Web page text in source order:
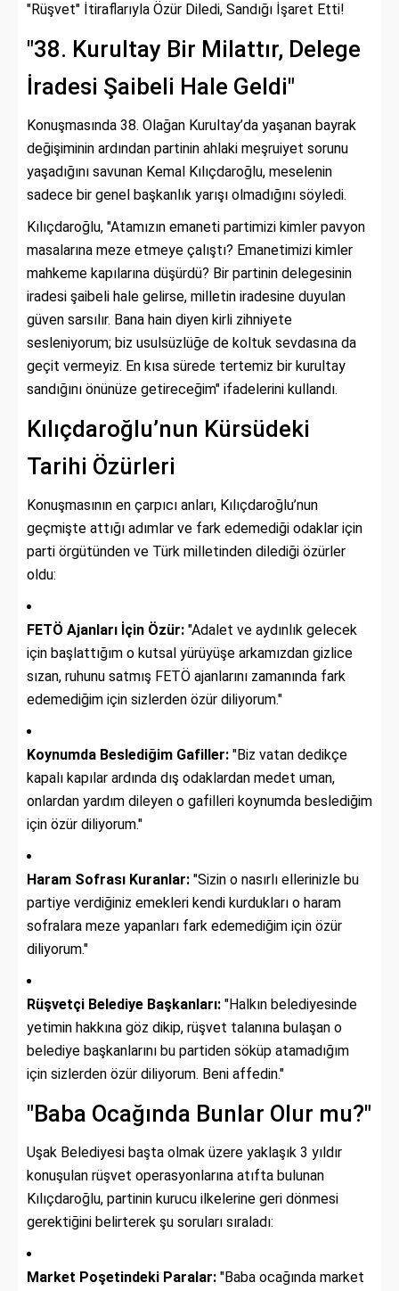
"Rüşvet" İtiraflarıyla Özür Diledi, Sandığı İşaret Etti!
"38. Kurultay Bir Milattır, Delege
İradesi Şaibeli Hale Geldi"
Konuşmasında 38. Olağan Kurultay’da yaşanan bayrak
değişiminin ardından partinin ahlaki meşruiyet sorunu
yaşadığını savunan Kemal Kılıçdaroğlu, meselenin
sadece bir genel başkanlık yarışı olmadığını söyledi.
Kılıçdaroğlu, "Atamızın emaneti partimizi kimler pavyon
masalarına meze etmeye çalıştı? Emanetimizi kimler
mahkeme kapılarına düşürdü? Bir partinin delegesinin
iradesi şaibeli hale gelirse, milletin iradesine duyulan
güven sarsılır. Bana hain diyen kirli zihniyete
sesleniyorum; biz usulsüzlüğe de koltuk sevdasına da
geçit vermeyiz. En kısa sürede tertemiz bir kurultay
sandığını önünüze getireceğim" ifadelerini kullandı.
Kılıçdaroğlu’nun Kürsüdeki
Tarihi Özürleri
Konuşmasının en çarpıcı anları, Kılıçdaroğlu’nun
geçmişte attığı adımlar ve fark edemediği odaklar için
parti örgütünden ve Türk milletinden dilediği özürler
oldu:
FETÖ Ajanları İçin Özür: "Adalet ve aydınlık gelecek
için başlattığım o kutsal yürüyüşe arkamızdan gizlice
sızan, ruhunu satmış FETÖ ajanlarını zamanında fark
edemediğim için sizlerden özür diliyorum."
Koynumda Beslediğim Gafiller: "Biz vatan dedikçe
kapalı kapılar ardında dış odaklardan medet uman,
onlardan yardım dileyen o gafilleri koynumda beslediğim
için özür diliyorum."
Haram Sofrası Kuranlar: "Sizin o nasırlı ellerinizle bu
partiye verdiğiniz emekleri kendi kurdukları o haram
sofralara meze yapanları fark edemediğim için özür
diliyorum."
Rüşvetçi Belediye Başkanları: "Halkın belediyesinde
yetimin hakkına göz dikip, rüşvet talanına bulaşan o
belediye başkanlarını bu partiden söküp atamadığım
için sizlerden özür diliyorum. Beni affedin."
"Baba Ocağında Bunlar Olur mu?"
Uşak Belediyesi başta olmak üzere yaklaşık 3 yıldır
konuşulan rüşvet operasyonlarına atıfta bulunan
Kılıçdaroğlu, partinin kurucu ilkelerine geri dönmesi
gerektiğini belirterek şu soruları sıraladı:
Market Poşetindeki Paralar: "Baba ocağında market